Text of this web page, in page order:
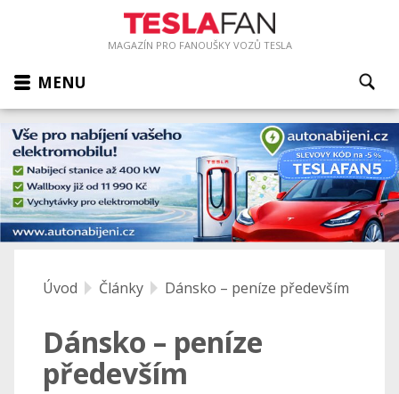
MAGAZÍN PRO FANOUŠKY VOZŮ TESLA
MENU
Úvod Články Dánsko – peníze především
Dánsko – peníze
především